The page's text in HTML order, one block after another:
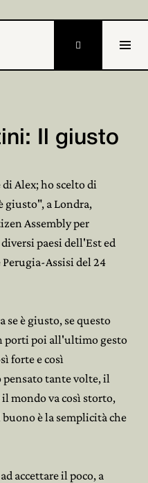

Il giusto
Alex; ho scelto di
giusto", a Londra,
Assembly per
paesi dell'Est ed
Assisi del 24
se è giusto, se questo
porti poi all'ultimo gesto
forte e così
tante volte, il
mondo va così storto,
è la semplicità che
accettare il poco, a